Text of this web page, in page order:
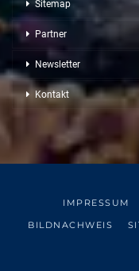
Sitemap
Partner
Newsletter
Kontakt
IMPRESSUM
BILDNACHWEIS